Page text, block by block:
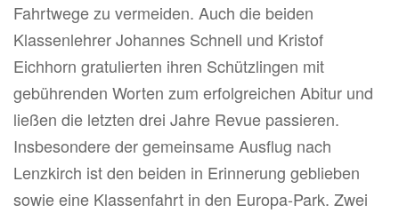
Fahrtwege zu vermeiden. Auch die beiden
Klassenlehrer Johannes Schnell und Kristof
Eichhorn gratulierten ihren Schützlingen mit
gebührenden Worten zum erfolgreichen Abitur und
ließen die letzten drei Jahre Revue passieren.
Insbesondere der gemeinsame Ausflug nach
Lenzkirch ist den beiden in Erinnerung geblieben
sowie eine Klassenfahrt in den Europa-Park. Zwei